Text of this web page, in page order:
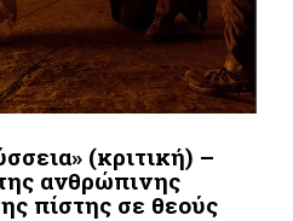
(κριτική) –
ανθρώπινης
πίστης σε θεούς